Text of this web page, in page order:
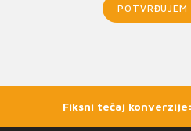
POTVRĐUJEM
Fiksni tečaj